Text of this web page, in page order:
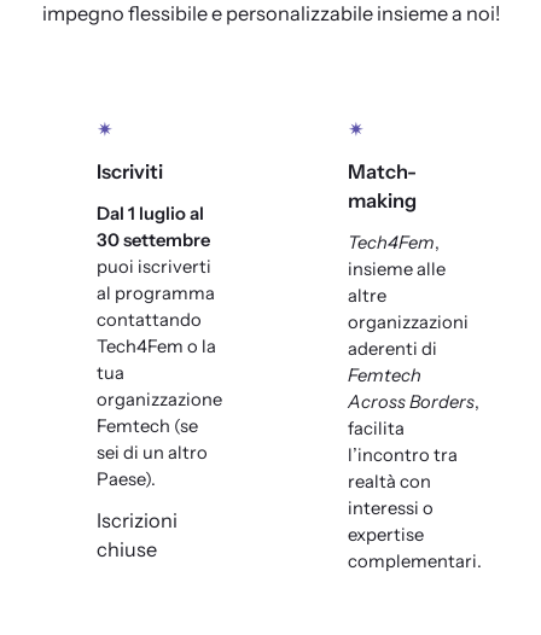
impegno flessibile e personalizzabile insieme a noi!
✴
Iscriviti
Dal 1 luglio al
30 settembre
puoi iscriverti
al programma
contattando
Tech4Fem o la
tua
organizzazione
Femtech (se
sei di un altro
Paese).
Iscrizioni
chiuse
✴
Match-
making
Tech4Fem,
insieme alle
altre
organizzazioni
aderenti di
Femtech
Across Borders,
facilita
l’incontro tra
realtà con
interessi o
expertise
complementari.